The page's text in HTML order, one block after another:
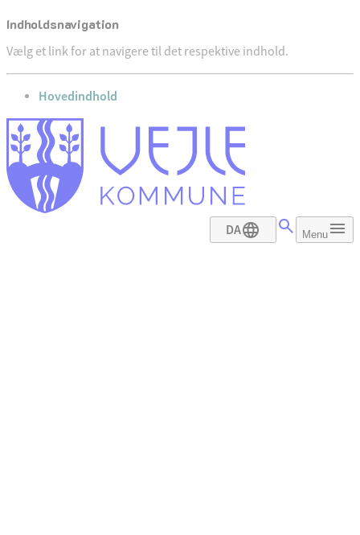
Indholdsnavigation
Vælg et link for at navigere til det respektive indhold.
gå til
Hovedindhold
DA Menu